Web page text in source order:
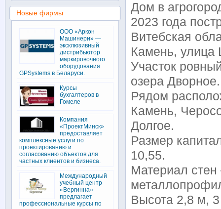
Дом в
2023 года
Витебская
Камень, улица
Участок
озера Дворное.
Рядом
Камень,
Долгое.
Размер
10,55.
Материал
Высота 2,8 м,
Новые фирмы
ООО «Аркон
Машинери» —
эксклюзивный
дистрибьютор
маркировочного
оборудования
GPSystems в Беларуси.
Курсы
бухгалтеров в
Гомеле
Компания
«ПроектМинск»
предоставляет
комплексные услуги по
проектированию и
согласованию объектов для
частных клиентов и бизнеса.
Международный
учебный центр
«Вергинна»
предлагает
профессиональные курсы по